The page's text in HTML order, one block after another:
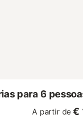
para 6
A partir de €